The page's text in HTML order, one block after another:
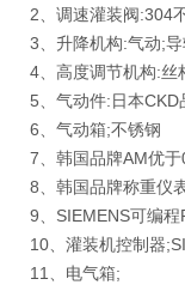
2、调速灌装阀:304
3、升降机构:气动;
4、高度调节机构:丝
5、气动件:日本CKD
6、气动箱;不锈钢
7、韩国品牌AM优
8、韩国品牌称重仪
9、SIEMENS可编程
10、灌装机控制器
11、电气箱;